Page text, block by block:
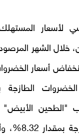
لأسعار
خلال الشهر
أسعار
وأسعار